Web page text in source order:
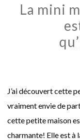
La mini
J’ai découvert cette
vraiment envie de
cette petite maison
charmante! Elle est à